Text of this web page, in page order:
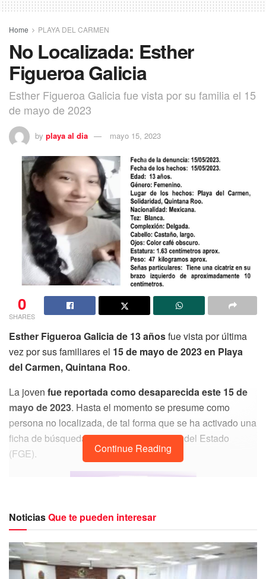
Home PLAYA DEL CARMEN
No Localizada: Esther
Figueroa Galicia
Esther Figueroa Galicia fue vista por su familia el 15
de mayo de 2023
by playa al dia mayo 15, 2023
0
SHARES
Esther Figueroa Galicia de 13 añosfue vista por última
vez por sus familiares el 15 de mayo de 2023 en Playa
del Carmen, Quintana Roo.
La joven fue reportada como desaparecida este 15 de
mayo de 2023. Hasta el momento se presume como
persona no localizada, de tal forma que se ha activado una
ficha de búsqueda en la Fiscalía General del Estado
(FGE).
Continue Reading
NoticiasQue te pueden interesar